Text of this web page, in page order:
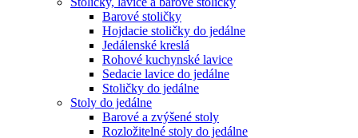
Barové stoličky
Hojdacie stoličky do jedálne
Jedálenské kreslá
Rohové kuchynské lavice
Sedacie lavice do jedálne
Stoličky do jedálne
Stoly do jedálne
Barové a zvýšené stoly
Rozložitelné stoly do jedálne